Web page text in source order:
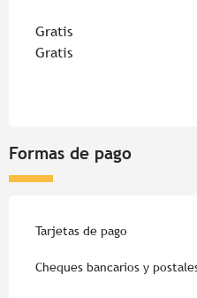
Gratis
Gratis
Formas de pago
Tarjetas de pago
Cheques bancarios y